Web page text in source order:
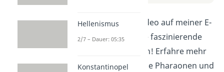
Entdecke im neuen Video auf meiner E-
Learning Plattform die faszinierende
Welt des Alten Ägypten! Erfahre mehr
über die Pyramiden, die Pharaonen und
Hellenismus
2/7 – Dauer: 05:35
Konstantinopel